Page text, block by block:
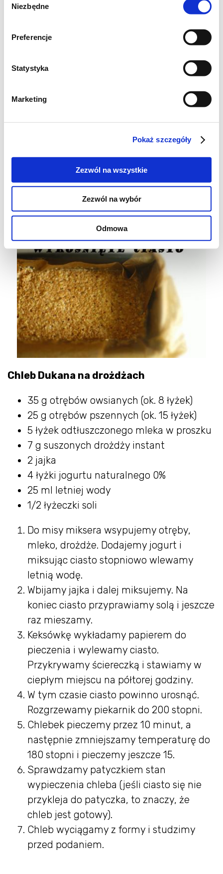
zgody
Niezbędne
Preferencje
Statystyka
Marketing
Pokaż szczegóły
Zezwól na wszystkie
Zezwól na wybór
Odmowa
osobom będącym na diecie i zainspiruje do
wielu prób z wyżej wymienionymi dodatkami
Chleb Dukana na drożdżach
35 g otrębów owsianych (ok. 8 łyżek)
25 g otrębów pszennych (ok. 15 łyżek)
5 łyżek odtłuszczonego mleka w proszku
7 g suszonych drożdży instant
2 jajka
4 łyżki jogurtu naturalnego 0%
25 ml letniej wody
1/2 łyżeczki soli
Do misy miksera wsypujemy otręby,
mleko, drożdże. Dodajemy jogurt i
miksując ciasto stopniowo wlewamy
letnią wodę.
Wbijamy jajka i dalej miksujemy. Na
koniec ciasto przyprawiamy solą i jeszcze
raz mieszamy.
Keksówkę wykładamy papierem do
pieczenia i wylewamy ciasto.
Przykrywamy ściereczką i stawiamy w
ciepłym miejscu na półtorej godziny.
W tym czasie ciasto powinno urosnąć.
Rozgrzewamy piekarnik do 200 stopni.
Chlebek pieczemy przez 10 minut, a
następnie zmniejszamy temperaturę do
180 stopni i pieczemy jeszcze 15.
Sprawdzamy patyczkiem stan
wypieczenia chleba (jeśli ciasto się nie
przykleja do patyczka, to znaczy, że
chleb jest gotowy).
Chleb wyciągamy z formy i studzimy
przed podaniem.